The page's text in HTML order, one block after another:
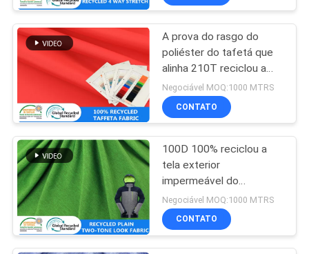
A prova do rasgo do
poliéster do tafetá que
alinha 210T reciclou a
tela plástica
Negociável MOQ:1000 MTRS
CONTATO
100D 100% reciclou a
tela exterior
impermeável do
revestimento plástico do
tom RPET da tela dois
da garrafa
Negociável MOQ:1000 MTRS
CONTATO